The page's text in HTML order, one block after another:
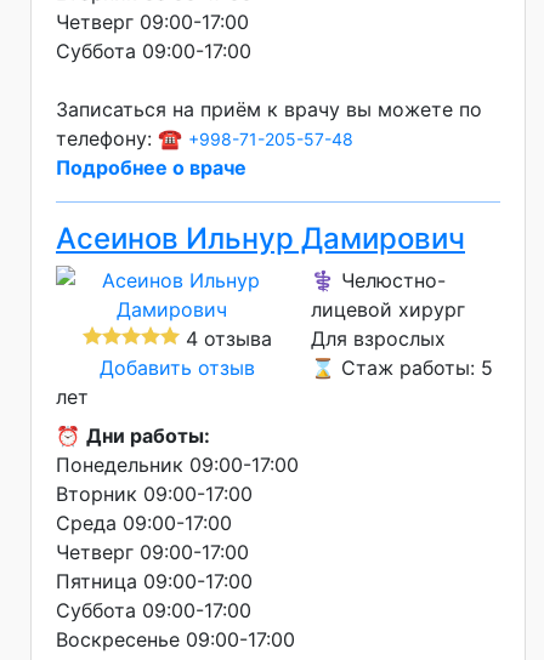
Четверг 09:00-17:00
Суббота 09:00-17:00
Записаться на приём к врачу вы можете по
телефону: ☎️ +998-71-205-57-48
Подробнее о враче
Асеинов Ильнур Дамирович
4 отзыва
Добавить отзыв
⚕️ Челюстно-
лицевой хирург
Для взрослых
⌛ Стаж работы: 5
лет
⏰ Дни работы:
Понедельник 09:00-17:00
Вторник 09:00-17:00
Среда 09:00-17:00
Четверг 09:00-17:00
Пятница 09:00-17:00
Суббота 09:00-17:00
Воскресенье 09:00-17:00